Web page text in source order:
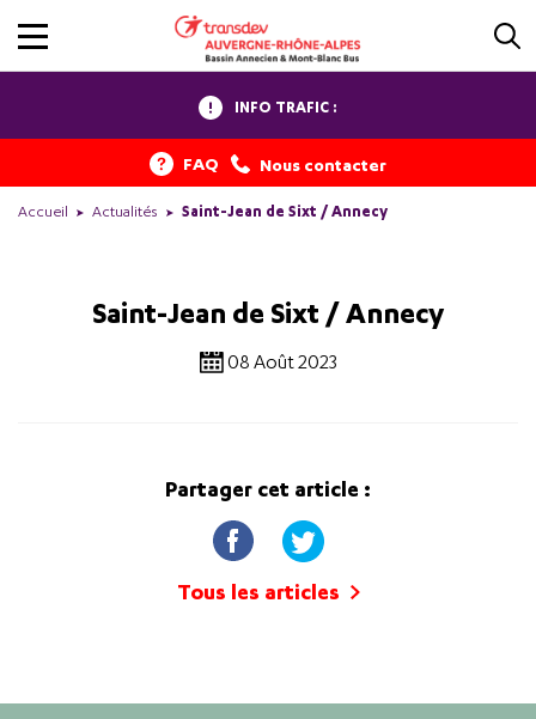
INFO TRAFIC :
FAQ Nous contacter
Accueil Actualités Saint-Jean de Sixt / Annecy
Saint-Jean de Sixt / Annecy
08 Août 2023
Partager cet article :
Tous les articles